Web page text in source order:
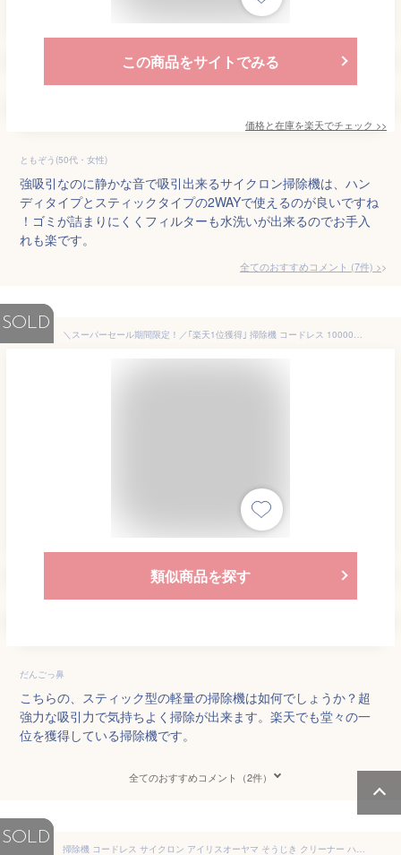
この商品をサイトでみる
価格と在庫を楽天でチェック >>
ともぞう(50代・女性)
強吸引なのに静かな音で吸引出来るサイクロン掃除機は、ハン
ディタイプとスティックタイプの2WAYで使えるのが良いですね
！ゴミが詰まりにくくフィルターも水洗いが出来るのでお手入
れも楽です。
全てのおすすめコメント (7件) >
SOLD
＼スーパーセール期間限定！／｢楽天1位獲得｣ 掃除機 コードレス 10000pa スティック型 超強力吸引 LED付き 掃除機 ハンディ 2way コンパクト 多機能 スティッククリーナー コードレス掃除機 静音設計 0.95kg 超軽量 20分作動 車用掃除機 シンプル デザイン 2022
類似商品を探す
だんごっ鼻
こちらの、スティック型の軽量の掃除機は如何でしょうか？超
強力な吸引力で気持ちよく掃除が出来ます。楽天でも堂々の一
位を獲得している掃除機です。
全てのおすすめコメント（2件）
SOLD
掃除機 コードレス サイクロン アイリスオーヤマ そうじき クリーナー ハンディ 充電式 スティッククリーナー2way 充電式スティッククリーナー スタンド付き 送料無料 ハンディクリーナー 車内清掃 軽量 SCD-160P-T SCD-160P-H SCD-160P-C 【23GH】